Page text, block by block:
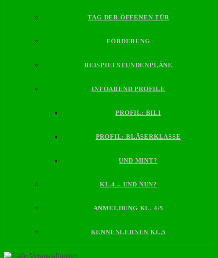
TAG DER OFFENEN TÜR
FÖRDERUNG
BEISPIELSTUNDENPLÄNE
INFOABEND PROFILE
PROFIL: BILI
PROFIL: BLÄSERKLASSE
UND MINT?
KL.4 – UND NUN?
ANMELDUNG KL. 4/5
KENNENLERNEN KL.5